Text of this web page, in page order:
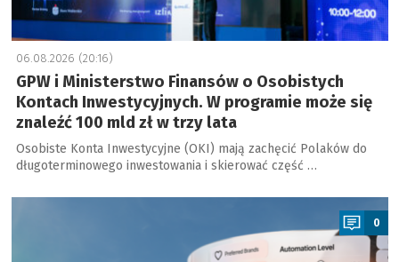
06.08.2026 (20:16)
GPW i Ministerstwo Finansów o Osobistych
Kontach Inwestycyjnych. W programie może się
znaleźć 100 mld zł w trzy lata
Osobiste Konta Inwestycyjne (OKI) mają zachęcić Polaków do
długoterminowego inwestowania i skierować część …
a
0